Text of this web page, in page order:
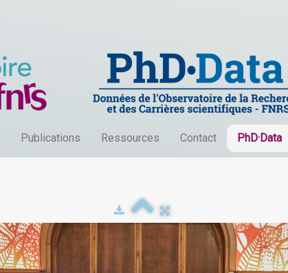
Publications Ressources Contact PhD·Data